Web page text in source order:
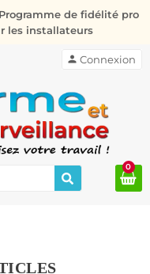
Programme de fidélité pro
les installateurs
person Connexion
0